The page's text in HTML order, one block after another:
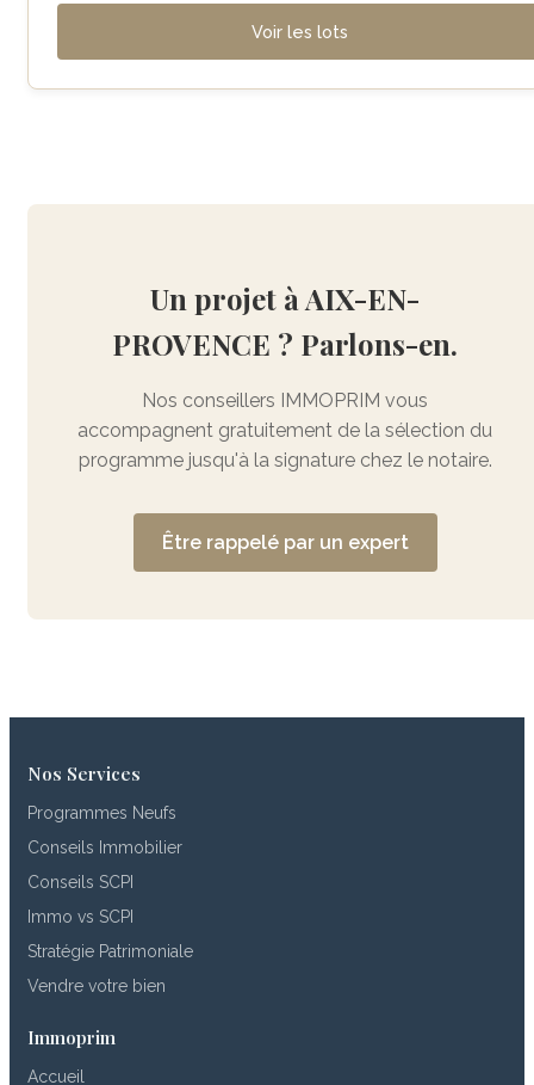
Voir les lots
Un projet à AIX-EN-
PROVENCE ? Parlons-en.
Nos conseillers IMMOPRIM vous
accompagnent gratuitement de la sélection du
programme jusqu'à la signature chez le notaire.
Être rappelé par un expert
Nos Services
Programmes Neufs
Conseils Immobilier
Conseils SCPI
Immo vs SCPI
Stratégie Patrimoniale
Vendre votre bien
Immoprim
Accueil